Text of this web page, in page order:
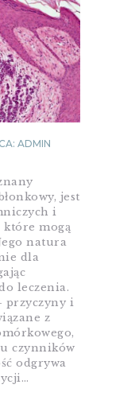
ADMIN
jest
i
które mogą
natura
dla
leczenia.
przyczyny i
z
czynników
odgrywa